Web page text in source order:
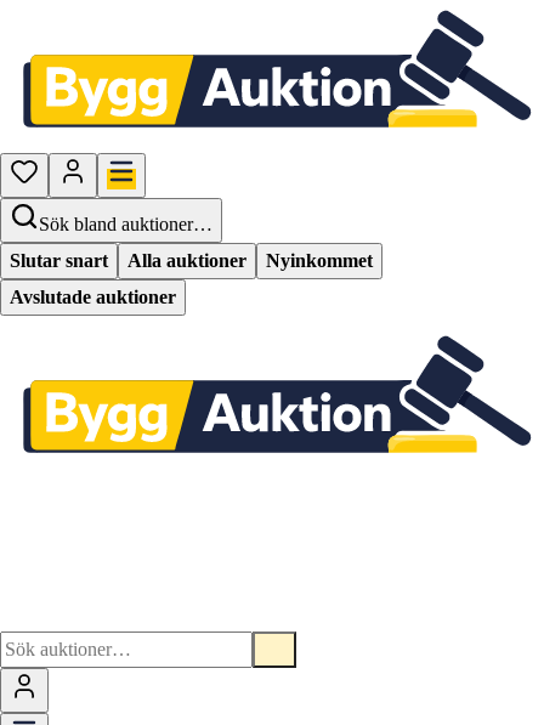
Sök bland auktioner…
Slutar snart
Alla auktioner
Nyinkommet
Avslutade auktioner